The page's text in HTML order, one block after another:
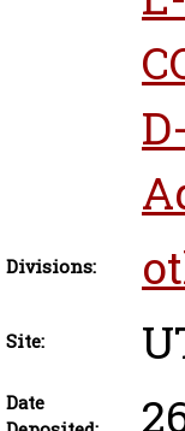
Divisions:
Site:
Date